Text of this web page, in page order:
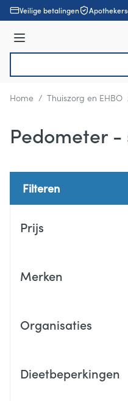
Ga naar de inhoud
Veilige betalingen
Menu
Home / Thuiszorg en EHBO
Pedometer
Filteren
Prijs
Merken
Organisaties
Dieetbeperkingen